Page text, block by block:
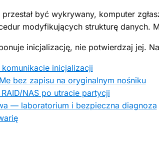
być wykrywany, komputer
modyfikujących strukturę danych.
inicjalizację, nie potwierdzaj jej.
inicjalizacji
bez zapisu na oryginalnym nośniku
NAS po utracie partycji
— laboratorium i bezpieczna diagnoza